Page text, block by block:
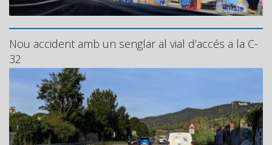
Nou accident amb un senglar al vial d’accés a la C-
32